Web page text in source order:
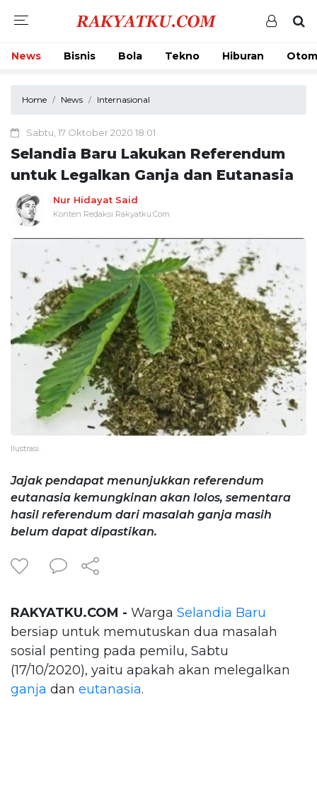
News Bisnis Bola Tekno Hiburan
Home News Internasional
Sabtu, 17 Oktober 2020 18:01
Selandia Baru Lakukan Referendum
untuk Legalkan Ganja dan Eutanasia
Nur Hidayat Said
Konten Redaksi Rakyatku.Com
Ilustrasi.
Jajak pendapat menunjukkan referendum
eutanasia kemungkinan akan lolos, sementara
hasil referendum dari masalah ganja masih
belum dapat dipastikan.
RAKYATKU.COM - Warga Selandia Baru
bersiap untuk memutuskan dua masalah
sosial penting pada pemilu, Sabtu
(17/10/2020), yaitu apakah akan melegalkan
ganja dan eutanasia.